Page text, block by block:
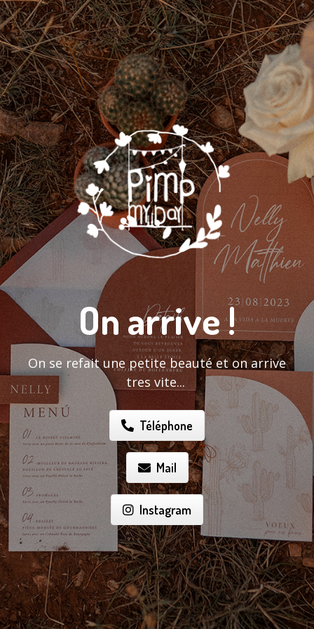
On arrive !
On se refait une petite beauté et on arrive
tres vite...
Téléphone
Mail
Instagram